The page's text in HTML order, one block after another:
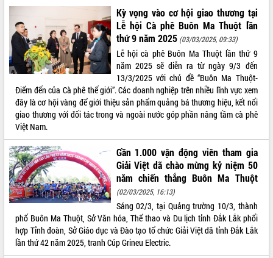
Triết thăm, tặng quà người có công với
cách mạng
Rà soát, hoàn thiện hệ thống thiết chế
văn hóa, thể thao đáp ứng yêu cầu
phát triển mới
Thường trực HĐND tỉnh Đắk Lắk gặp
mặt Đoàn chuyên gia y tế TP. Hồ Chí
Minh
Lễ truy điệu và an táng hài cốt liệt sĩ
tại Nghĩa trang Liệt sĩ xã Sơn Hòa
Bàn giải pháp tháo gỡ khó khăn trong
xuất khẩu sầu riêng và triển khai quy
định EUDR
Thứ trưởng Bộ Nông nghiệp và Môi
trường Nguyễn Hoàng Hiệp khảo sát
vùng trồng và doanh nghiệp đóng gói
sầu riêng tại Đắk Lắk
Trình diễn nghệ thuật chế biến các
món ăn từ sầu riêng
LIÊN KẾT WEB
THỐNG KÊ TRUY CẬP
Hôm nay: 127
Tất cả: 66113241
Kỳ vọng vào cơ hội giao thương tại
Lễ hội Cà phê Buôn Ma Thuột lần
thứ 9 năm 2025 (03/03/2025, 09:33)
Lễ hội cà phê Buôn Ma Thuột lần thứ 9
năm 2025 sẽ diễn ra từ ngày 9/3 đến
13/3/2025 với chủ đề “Buôn Ma Thuột-
Điểm đến của Cà phê thế giới”. Các doanh nghiệp trên nhiều lĩnh vực xem
đây là cơ hội vàng để giới thiệu sản phẩm quảng bá thương hiệu, kết nối
giao thương với đối tác trong và ngoài nước góp phần nâng tầm cà phê
Việt Nam.
Gần 1.000 vận động viên tham gia
Giải Việt dã chào mừng kỷ niệm 50
năm chiến thắng Buôn Ma Thuột
(02/03/2025, 16:13)
Sáng 02/3, tại Quảng trường 10/3, thành
phố Buôn Ma Thuột, Sở Văn hóa, Thể thao và Du lịch tỉnh Đắk Lắk phối
hợp Tỉnh đoàn, Sở Giáo dục và Đào tạo tổ chức Giải Việt dã tỉnh Đắk Lắk
lần thứ 42 năm 2025, tranh Cúp Grineu Electric.